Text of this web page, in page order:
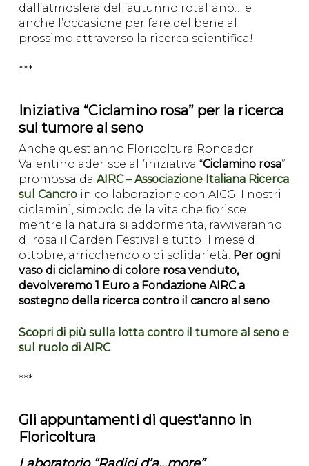
dall’atmosfera dell’autunno rotaliano… e
anche l’occasione per fare del bene al
prossimo attraverso la ricerca scientifica!
***
Iniziativa “Ciclamino rosa” per la ricerca
sul tumore al seno
Anche quest’anno Floricoltura Roncador
Valentino aderisce all’iniziativa “Ciclamino rosa”
promossa da AIRC – Associazione Italiana Ricerca
sul Cancroin collaborazione con AICG. I nostri
ciclamini, simbolo della vita che fiorisce
mentre la natura si addormenta, ravviveranno
di rosa il Garden Festival e tutto il mese di
ottobre, arricchendolo di solidarietà. Per ogni
vaso di ciclamino di colore rosa venduto,
devolveremo 1 Euro a Fondazione AIRC a
sostegno della ricerca contro il cancro al seno.
Scopri di più sulla lotta contro il tumore al seno e
sul ruolo di AIRC
***
Gli appuntamenti di quest’anno in
Floricoltura